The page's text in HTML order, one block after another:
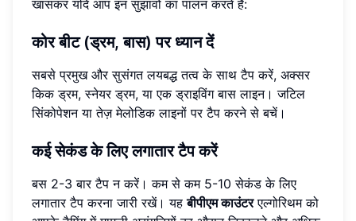
खासकर यदि आप इन सुझावों का पालन करते हैं:
कोर बीट (ड्रम, बास) पर ध्यान दें
सबसे प्रमुख और सुसंगत लयबद्ध तत्व के साथ टैप करें, अक्सर
किक ड्रम, स्नेयर ड्रम, या एक ड्राइविंग बास लाइन। जटिल
सिंकोपेशन या तेज़ मेलोडिक लाइनों पर टैप करने से बचें।
कई सेकंड के लिए लगातार टैप करें
बस 2-3 बार टैप न करें। कम से कम 5-10 सेकंड के लिए
लगातार टैप करना जारी रखें। यहबीपीएम काउंटरएल्गोरिथम को